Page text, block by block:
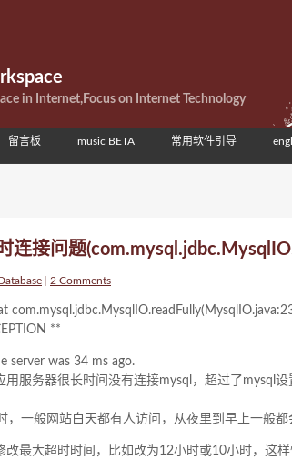
in Internet,Focus on Internet Technology
留言板 music BETA 常用软件引导
连接问题
2 Comments
**
server was 34 ms ago.
用服务器很长时间没有连接mysql，超过了mysql
，一般网站白天都有人访问，从夜里到早上一般
改最大超时时间，比如改为12小时或10小时，这